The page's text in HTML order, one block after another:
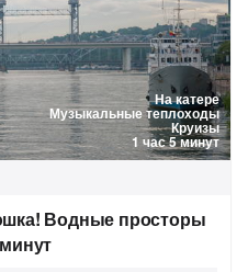
На катере
Музыкальные теплоходы
Круизы
1 час 5 минут
Водные просторы